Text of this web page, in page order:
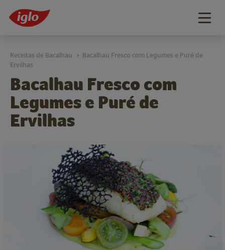
Bacalhau Fresco com
Legumes e Puré de
Ervilhas
Receitas de Bacalhau > Bacalhau Fresco com Legumes e Puré de
Ervilhas